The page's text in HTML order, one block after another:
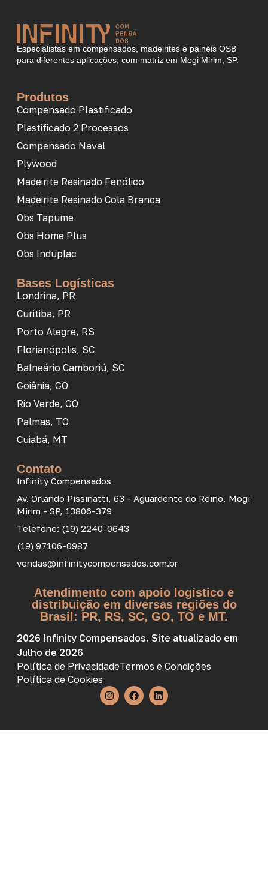
Especialistas em compensados, madeirites e painéis OSB
para diferentes aplicações, com matriz em Mogi Mirim, SP.
Produtos
Compensado Plastificado
Plastificado 2 Processos
Compensado Naval
Plywood
Madeirite Resinado Fenólico
Madeirite Resinado Cola Branca
Obs Tapume
Obs Home Plus
Obs Induplac
Bases Logísticas
Londrina, PR
Curitiba, PR
Porto Alegre, RS
Florianópolis, SC
Balneário Camboriú, SC
Goiânia, GO
Rio Verde, GO
Palmas, TO
Cuiabá, MT
Contato
Infinity Compensados
Av. Orlando Pissinatti, 63 - Aguardente do Reino, Mogi
Mirim - SP, 13806-379
Telefone: (19) 2240-0643
(19) 97106-0987
vendas@infinitycompensados.com.br
Atendimento com apoio logístico e
distribuição em diversas regiões do
Brasil: PR, RS, SC, GO, TO e MT.
2026 Infinity Compensados. Site atualizado em
Julho de 2026
Política de PrivacidadeTermos e Condições
Política de Cookies